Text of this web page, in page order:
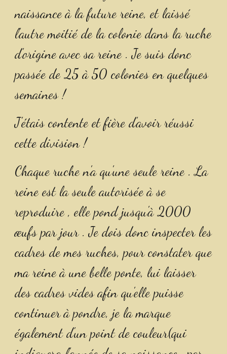
naissance à la future reine, et laissé
l'autre moitié de la colonie dans la ruche
d'origine avec sa reine . Je suis donc
passée de 25 à 50 colonies en quelques
semaines !
J'étais contente et fière d'avoir réussi
cette division !
Chaque ruche n'a qu'une seule reine . La
reine est la seule autorisée à se
reproduire , elle pond jusqu'à 2000
œufs par jour . Je dois donc inspecter les
cadres de mes ruches, pour constater que
ma reine à une belle ponte, lui laisser
des cadres vides afin qu'elle puisse
continuer à pondre, je la marque
également d'un point de couleur(qui